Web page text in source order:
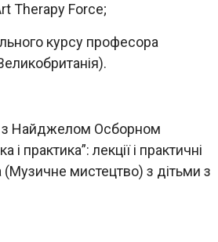
Therapy Force;
курсу професора
з Найджелом Осборном
практика”: лекції і практичні
(Музичне мистецтво) з дітьми з